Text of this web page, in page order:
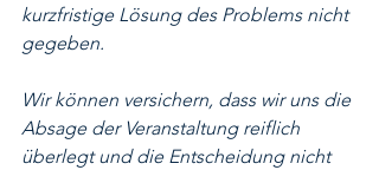
kurzfristige Lösung des Problems nicht
gegeben.
Wir können versichern, dass wir uns die
Absage der Veranstaltung reiflich
überlegt und die Entscheidung nicht